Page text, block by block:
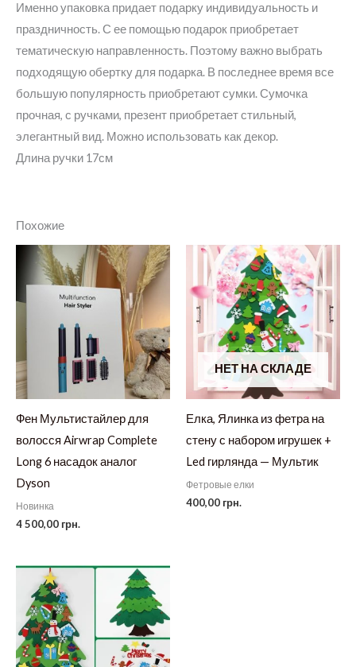
Именно упаковка придает подарку индивидуальность и
праздничность. С ее помощью подарок приобретает
тематическую направленность. Поэтому важно выбрать
подходящую обертку для подарка. В последнее время все
большую популярность приобретают сумки. Сумочка
прочная, с ручками, презент приобретает стильный,
элегантный вид. Можно использовать как декор.
Длина ручки 17см
Похожие
Фен Мультистайлер для
волосся Airwrap Complete
Long 6 насадок аналог
Dyson
Новинка
4 500,00 грн.
НЕТ НА СКЛАДЕ
Елка, Ялинка из фетра на
стену с набором игрушек +
Led гирлянда — Мультик
Фетровые елки
400,00 грн.